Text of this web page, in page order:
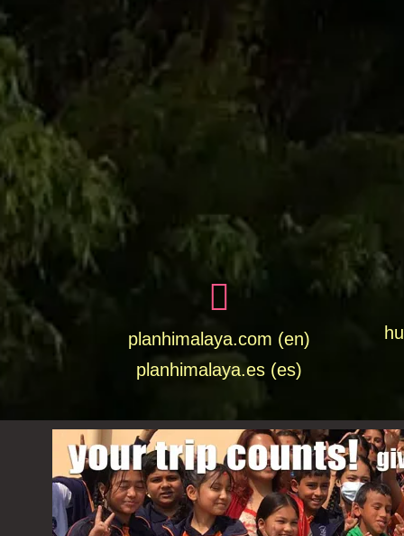
planhimalaya.com (en)
planhimalaya.es(es)